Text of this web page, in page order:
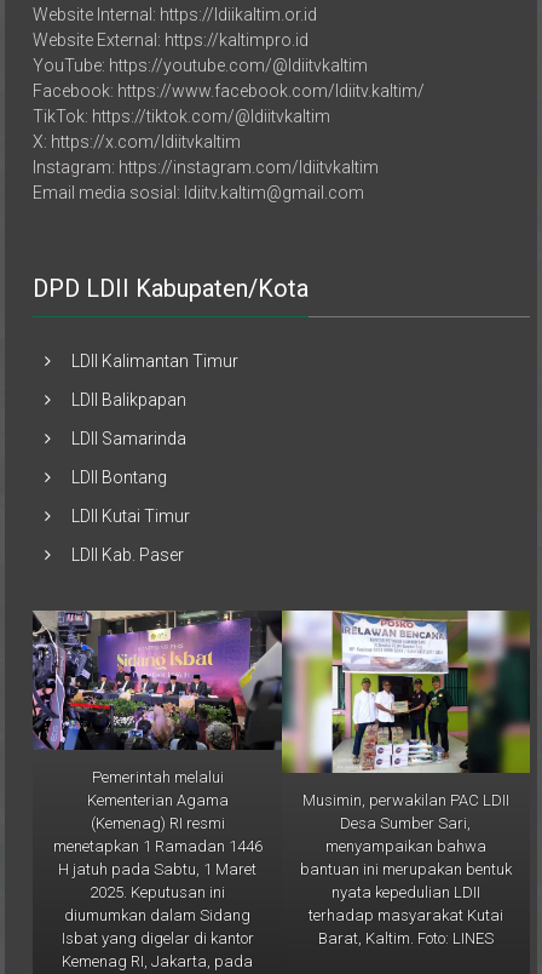
Website Internal: https://ldiikaltim.or.id
Website External: https://kaltimpro.id
YouTube: https://youtube.com/@ldiitvkaltim
Facebook: https://www.facebook.com/ldiitv.kaltim/
TikTok: https://tiktok.com/@ldiitvkaltim
X: https://x.com/ldiitvkaltim
Instagram: https://instagram.com/ldiitvkaltim
Email media sosial: ldiitv.kaltim@gmail.com
DPD LDII Kabupaten/Kota
LDII Kalimantan Timur
LDII Balikpapan
LDII Samarinda
LDII Bontang
LDII Kutai Timur
LDII Kab. Paser
Pemerintah melalui
Kementerian Agama
(Kemenag) RI resmi
menetapkan 1 Ramadan 1446
H jatuh pada Sabtu, 1 Maret
2025. Keputusan ini
diumumkan dalam Sidang
Isbat yang digelar di kantor
Kemenag RI, Jakarta, pada
Musimin, perwakilan PAC LDII
Desa Sumber Sari,
menyampaikan bahwa
bantuan ini merupakan bentuk
nyata kepedulian LDII
terhadap masyarakat Kutai
Barat, Kaltim. Foto: LINES